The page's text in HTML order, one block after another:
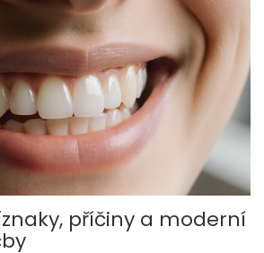
příčiny a moderní